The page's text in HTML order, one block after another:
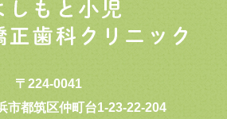
〒224-0041
市都筑区仲町台1-23-22-204